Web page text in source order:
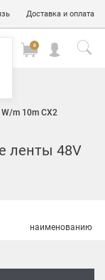
Доставка и оплата
0
m 10m CX2
ленты 48V
наименованию